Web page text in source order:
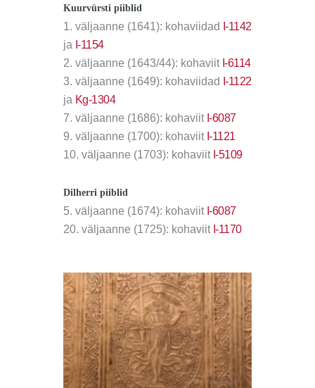
Kuurvürsti piiblid
1. väljaanne (1641): kohaviidad I-1142
ja I-1154
2. väljaanne (1643/44): kohaviit I-6114
3. väljaanne (1649): kohaviidad I-1122
ja Kg-1304
7. väljaanne (1686): kohaviit I-6087
9. väljaanne (1700): kohaviit I-1121
10. väljaanne (1703): kohaviit I-5109
Dilherri piiblid
5. väljaanne (1674): kohaviit I-6087
20. väljaanne (1725): kohaviit I-1170